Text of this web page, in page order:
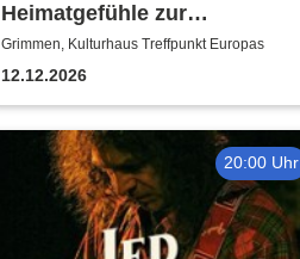
Heimatgefühle zur
Weihnachtszeit 2026 - Das
Konzertprogramm mit Herz
Grimmen, Kulturhaus Treffpunkt Europas
12.12.2026
20:00 Uhr